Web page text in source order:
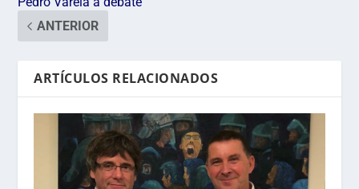
ANTERIOR
ARTÍCULOS RELACIONADOS